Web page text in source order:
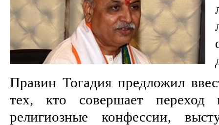
Правин Тогадия предложил
тех, кто совершает
религиозные конфессии,